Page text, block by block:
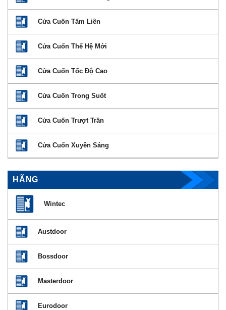
Cửa Cuốn Tấm Liền
Cửa Cuốn Thế Hệ Mới
Cửa Cuốn Tốc Độ Cao
Cửa Cuốn Trong Suốt
Cửa Cuốn Trượt Trần
Cửa Cuốn Xuyên Sáng
HÃNG
Wintec
Austdoor
Bossdoor
Masterdoor
Eurodoor